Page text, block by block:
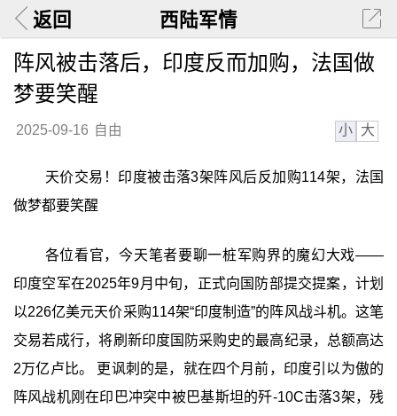
返回 西陆军情
阵风被击落后，印度反而加购，法国做
梦要笑醒
2025-09-16 自由 小 大
天价交易！印度被击落3架阵风后反加购114架，法国
做梦都要笑醒
各位看官，今天笔者要聊一桩军购界的魔幻大戏——
印度空军在2025年9月中旬，正式向国防部提交提案，计划
以226亿美元天价采购114架“印度制造”的阵风战斗机。这笔
交易若成行，将刷新印度国防采购史的最高纪录，总额高达
2万亿卢比。 更讽刺的是，就在四个月前，印度引以为傲的
阵风战机刚在印巴冲突中被巴基斯坦的歼-10C击落3架，残